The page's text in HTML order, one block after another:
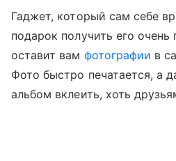
Гаджет, который сам себе
подарок получить его очень
оставит вам фотографии в
Фото быстро печатается, а
альбом вклеить, хоть